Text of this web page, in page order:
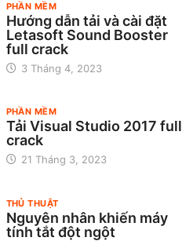
PHẦN MỀM
Hướng dẫn tải và cài đặt
Letasoft Sound Booster
full crack
3 Tháng 4, 2023
PHẦN MỀM
Tải Visual Studio 2017 full
crack
21 Tháng 3, 2023
THỦ THUẬT
Nguyên nhân khiến máy
tính tắt đột ngột